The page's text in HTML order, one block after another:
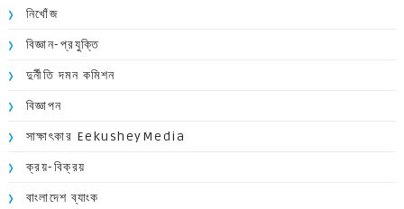
নিখোঁজ
বিজ্ঞান-প্রযুক্তি
দুর্নীতি দমন কমিশন
বিজ্ঞাপন
সাক্ষাৎকার EekusheyMedia
ক্রয়-বিক্রয়
বাংলাদেশ ব্যাংক